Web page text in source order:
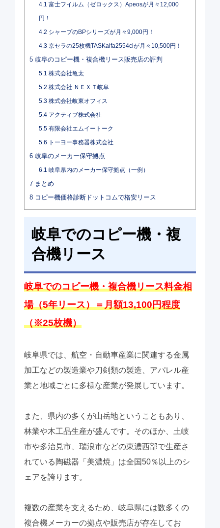
4.1 富士フイルム（ゼロックス）Apeosが月々12,000
円！
4.2 シャープのBPシリーズが月々9,000円！
4.3 京セラの25枚機TASKalfa2554ciが月々10,500円！
5岐阜のコピー機・複合機リース販売店の評判
5.1 株式会社亀太
5.2 株式会社 ＮＥＸＴ岐阜
5.3 株式会社岐東オフィス
5.4 アクティブ株式会社
5.5 有限会社エムイートーク
5.6 トーヨー事務器株式会社
6岐阜のメーカー保守拠点
6.1 岐阜県内のメーカー保守拠点（一例）
7まとめ
8コピー機価格診断ドットコムで格安リース
岐阜でのコピー機・複
合機リース
岐阜でのコピー機・複合機リース料金相
場（5年リース）＝月額13,100円程度
（※25枚機）
岐阜県では、航空・自動車産業に関連する金属
加工などの製造業や刀剣類の製造、アパレル産
業と地域ごとに多様な産業が発展しています。
また、県内の多くが山岳地ということもあり、
林業や木工品生産が盛んです。そのほか、土岐
市や多治見市、瑞浪市などの東濃西部で生産さ
れている陶磁器「美濃焼」は全国50％以上のシ
ェアを誇ります。
複数の産業を支えるため、岐阜県には数多くの
複合機メーカーの拠点や販売店が存在してお